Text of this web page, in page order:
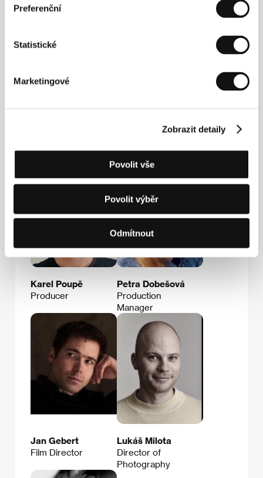
Preferenční
Statistické
Marketingové
Zobrazit detaily
Povolit vše
Povolit výběr
Odmítnout
Producer
Alžběta Karásková
Karel Poupě
Producer
Petra Dobešová
Production
Manager
Jan Gebert
Film Director
Lukáš Milota
Director of
Photography